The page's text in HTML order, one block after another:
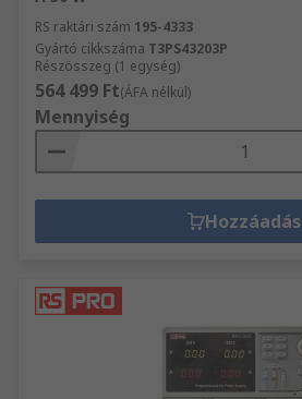
RS raktári szám 195-4333
Gyártó cikkszáma T3PS43203P
Részösszeg (1 egység)
564 499 Ft(ÁFA nélkül)
Mennyiség
Hozzáadás